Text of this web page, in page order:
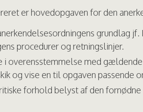
er hovedopgaven for den
grundlag
procedurer og retningslinjer.
i overensstemmelse med
og vise en til opgaven passende
forhold belyst af den